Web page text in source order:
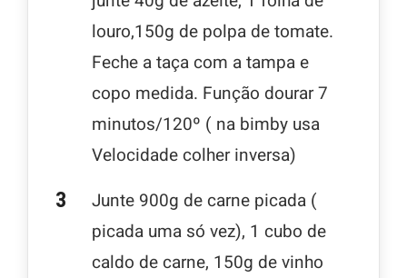
louro,150g de polpa de tomate.
Feche a taça com a tampa e
copo medida. Função dourar 7
minutos/120º ( na bimby usa
Velocidade colher inversa)
Junte 900g de carne picada (
picada uma só vez), 1 cubo de
caldo de carne, 150g de vinho